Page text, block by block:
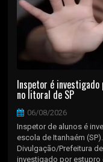
Inspetor é investigado
no litoral de SP
06/08/2026
Inspetor de alunos é
escola de Itanhaém
Divulgação/Prefeitura
investigado por estupro